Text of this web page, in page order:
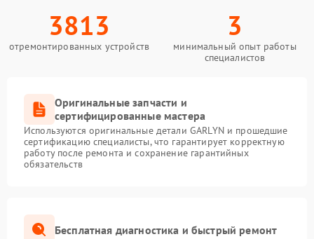
3813
отремонтированных устройств
3
минимальный опыт работы
специалистов
Оригинальные запчасти и
сертифицированные мастера
Используются оригинальные детали GARLYN и прошедшие
сертификацию специалисты, что гарантирует корректную
работу после ремонта и сохранение гарантийных
обязательств
Бесплатная диагностика и быстрый ремонт